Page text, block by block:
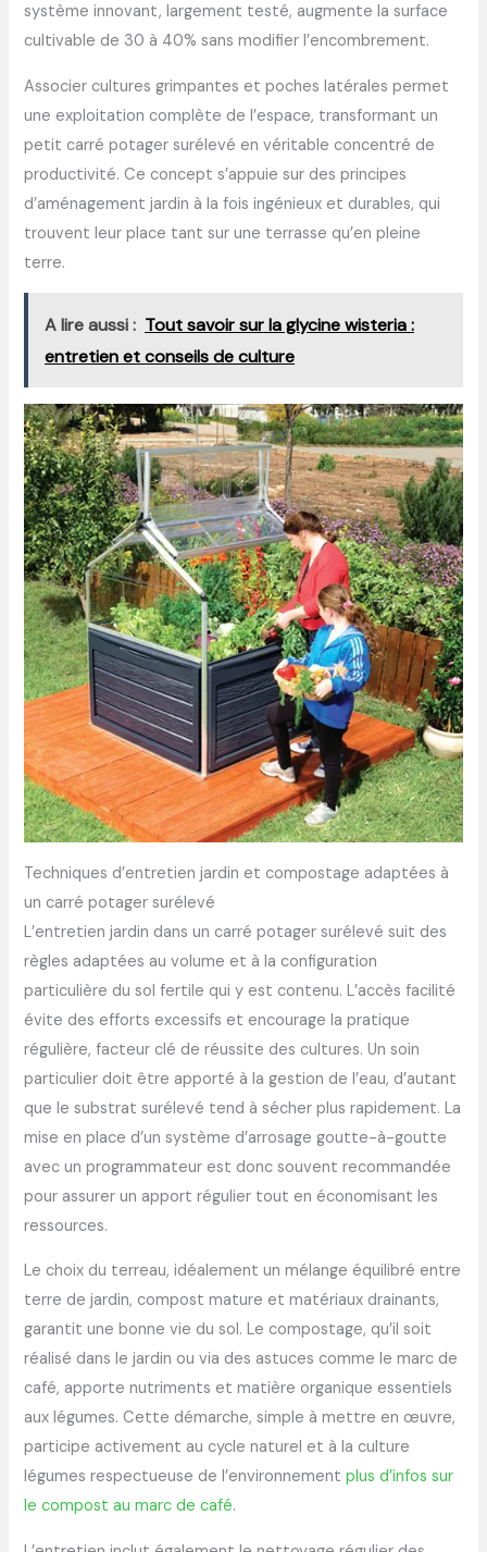
système innovant, largement testé, augmente la surface
cultivable de 30 à 40% sans modifier l’encombrement.
Associer cultures grimpantes et poches latérales permet
une exploitation complète de l’espace, transformant un
petit carré potager surélevé en véritable concentré de
productivité. Ce concept s’appuie sur des principes
d’aménagement jardin à la fois ingénieux et durables, qui
trouvent leur place tant sur une terrasse qu’en pleine
terre.
A lire aussi : Tout savoir sur la glycine wisteria :
entretien et conseils de culture
Techniques d’entretien jardin et compostage adaptées à
un carré potager surélevé
L’entretien jardin dans un carré potager surélevé suit des
règles adaptées au volume et à la configuration
particulière du sol fertile qui y est contenu. L’accès facilité
évite des efforts excessifs et encourage la pratique
régulière, facteur clé de réussite des cultures. Un soin
particulier doit être apporté à la gestion de l’eau, d’autant
que le substrat surélevé tend à sécher plus rapidement. La
mise en place d’un système d’arrosage goutte-à-goutte
avec un programmateur est donc souvent recommandée
pour assurer un apport régulier tout en économisant les
ressources.
Le choix du terreau, idéalement un mélange équilibré entre
terre de jardin, compost mature et matériaux drainants,
garantit une bonne vie du sol. Le compostage, qu’il soit
réalisé dans le jardin ou via des astuces comme le marc de
café, apporte nutriments et matière organique essentiels
aux légumes. Cette démarche, simple à mettre en œuvre,
participe activement au cycle naturel et à la culture
légumes respectueuse de l’environnementplus d’infos sur
le compost au marc de café.